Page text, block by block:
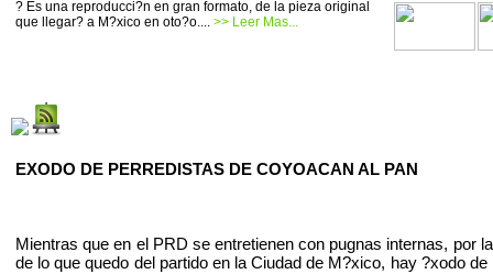
? Es una reproducci?n en gran formato, de la pieza original
que llegar? a M?xico en oto?o.... >> Leer Mas...
EXODO DE PERREDISTAS DE COYOACAN AL PAN
Mientras que en el PRD se entretienen con pugnas internas, por
de lo que quedo del partido en la Ciudad de M?xico, hay ?xodo de